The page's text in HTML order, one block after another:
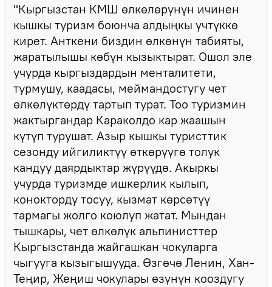
"Кыргызстан КМШ өлкөлөрүнүн ичинен
кышкы туризм боюнча алдыңкы үчтүккө
кирет. Анткени биздин өлкөнүн табияты,
жаратылышы көбүн кызыктырат. Ошол эле
учурда кыргыздардын менталитети,
турмушу, каадасы, меймандостугу чет
өлкөлүктөрдү тартып турат. Тоо туризмин
жактыргандар Караколдо кар жаашын
күтүп турушат. Азыр кышкы туристтик
сезонду ийгиликтүү өткөрүүгө толук
кандуу даярдыктар жүрүүдө. Акыркы
учурда туризмде ишкерлик кылып,
конокторду тосуу, кызмат көрсөтүү
тармагы жолго коюлуп жатат. Мындан
тышкары, чет өлкөлүк альпинисттер
Кыргызстанда жайгашкан чокуларга
чыгууга кызыгышууда. Өзгөчө Ленин, Хан-
Теңир, Жеңиш чокулары өзүнүн кооздугу